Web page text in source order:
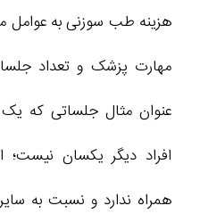
هزینه طب سوزنی به عوامل
مهارت پزشک و تعداد
عنوان مثال جلساتی که یک
افراد دیگر یکسان نیست؛
همراه ندارد و نسبت به